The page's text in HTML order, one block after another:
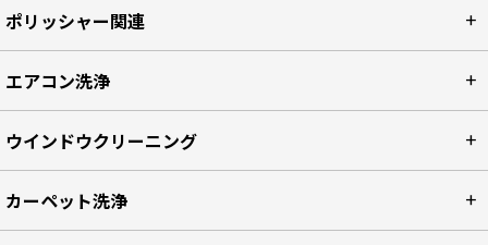
ポリッシャー関連
エアコン洗浄
ウインドウクリーニング
カーペット洗浄